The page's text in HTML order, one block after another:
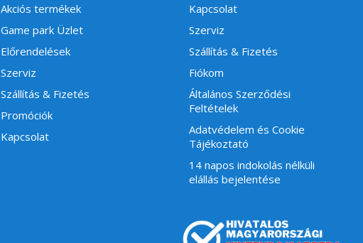
Akciós termékek
Game park Üzlet
Előrendelések
Szerviz
Szállítás & Fizetés
Promóciók
Kapcsolat
Kapcsolat
Szerviz
Szállítás & Fizetés
Fiókom
Általános Szerződési
Feltételek
Adatvédelem és Cookie
Tájékoztató
14 napos indokolás nélküli
elállás bejelentése